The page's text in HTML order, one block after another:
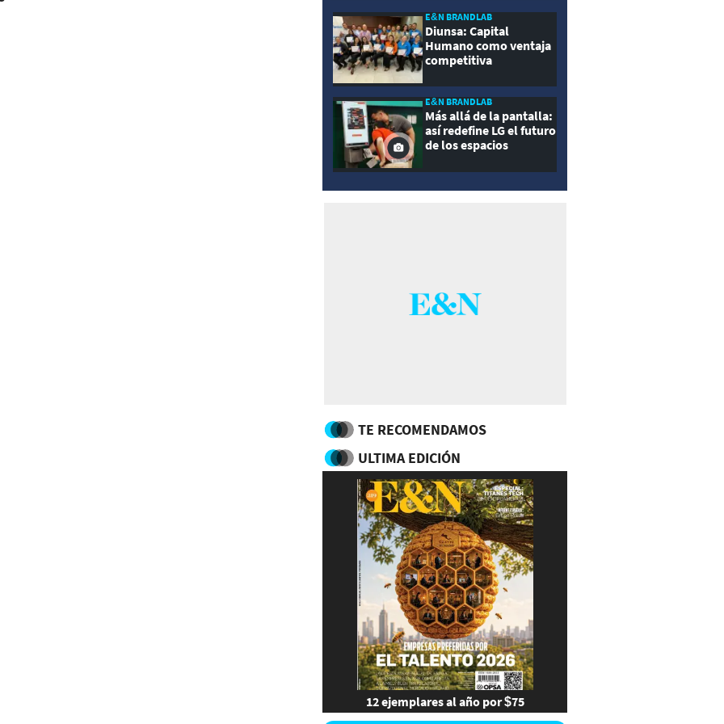
E&N BRANDLAB
Diunsa: Capital
Humano como ventaja
competitiva
E&N BRANDLAB
Más allá de la pantalla:
así redefine LG el futuro
de los espacios
TE RECOMENDAMOS
ULTIMA EDICIÓN
12 ejemplares al año por $75